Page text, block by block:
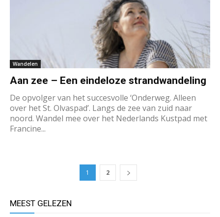
Wandelen
Aan zee – Een eindeloze strandwandeling
De opvolger van het succesvolle ‘Onderweg. Alleen
over het St. Olvaspad’. Langs de zee van zuid naar
noord. Wandel mee over het Nederlands Kustpad met
Francine...
1 2
MEEST GELEZEN